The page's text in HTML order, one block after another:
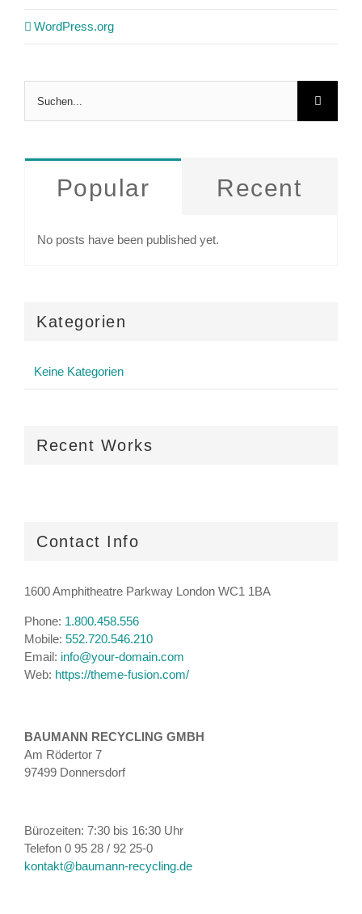
WordPress.org
nach:
Popular Recent
No posts have been published yet.
Kategorien
Keine Kategorien
Recent Works
Contact Info
1600 Amphitheatre Parkway London WC1 1BA
Phone: 1.800.458.556
Mobile: 552.720.546.210
Email: info@your-domain.com
Web: https://theme-fusion.com/
BAUMANN RECYCLING GMBH
Am Rödertor 7
97499 Donnersdorf
Bürozeiten: 7:30 bis 16:30 Uhr
Telefon 0 95 28 / 92 25-0
kontakt@baumann-recycling.de